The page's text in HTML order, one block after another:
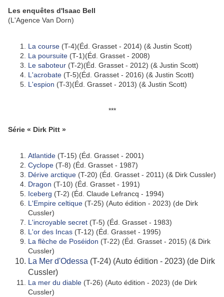
Les enquêtes d'Isaac Bell
(L'Agence Van Dorn)
La course (T-4)(Éd. Grasset - 2014) (& Justin Scott)
La poursuite (T-1)(Éd. Grasset - 2008)
Le saboteur (T-2)(Éd. Grasset - 2012) (& Justin Scott)
L'acrobate (T-5)(Éd. Grasset - 2016) (& Justin Scott)
L'espion (T-3)(Éd. Grasset - 2013) (& Justin Scott)
***
Série « Dirk Pitt »
Atlantide (T-15) (Éd. Grasset - 2001)
Cyclope (T-8) (Éd. Grasset - 1987)
Dérive arctique (T-20) (Éd. Grasset - 2011) (& Dirk Cussler)
Dragon (T-10) (Éd. Grasset - 1991)
Iceberg (T-2) (Éd. Claude Lefrancq - 1994)
L'Empire celtique (T-25) (Auto édition - 2023) (de Dirk
Cussler)
L'incroyable secret (T-5) (Éd. Grasset - 1983)
L'or des Incas (T-12) (Éd. Grasset - 1995)
La flèche de Poséidon (T-22) (Éd. Grasset - 2015) (& Dirk
Cussler)
La Mer d'Odessa (T-24) (Auto édition - 2023) (de Dirk
Cussler)
La mer du diable (T-26) (Auto édition - 2023) (de Dirk
Cussler)